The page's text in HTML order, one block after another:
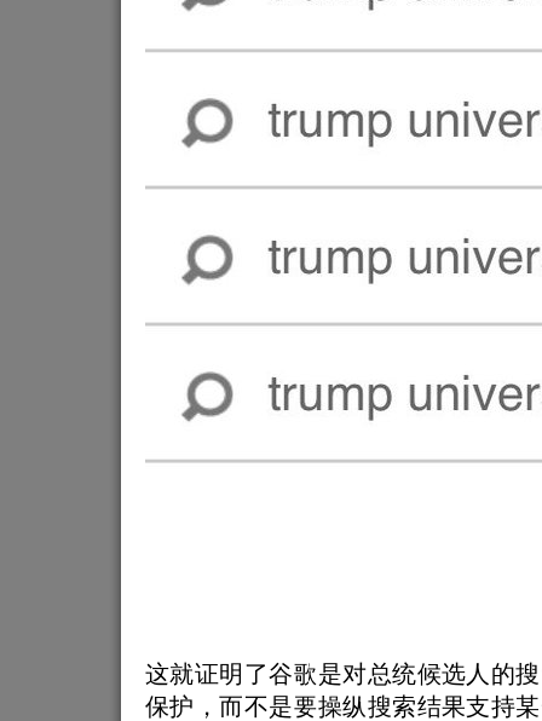
这就证明了谷歌是对总统候选人的
保护，而不是要操纵搜索结果支持